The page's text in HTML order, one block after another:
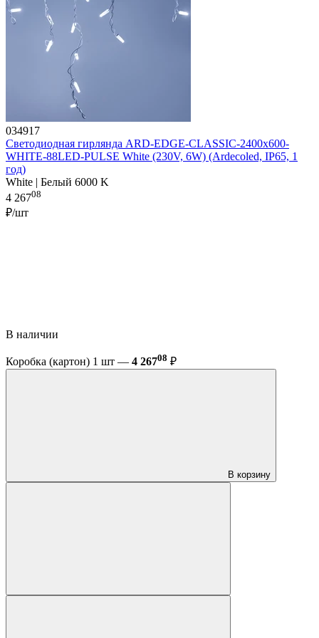
034917
Светодиодная гирлянда ARD-EDGE-CLASSIC-2400x600-
WHITE-88LED-PULSE White (230V, 6W) (Ardecoled, IP65, 1
год)
White | Белый 6000 K
4 26708
₽/шт
В наличии
Коробка (картон) 1 шт — 4 26708 ₽
В корзину